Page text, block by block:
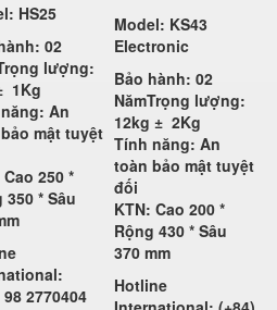
HS25
02
lượng:
1Kg
An
mật tuyệt
250 *
350 * Sâu
98 2770404
Model: KS43
Electronic
Bảo hành: 02
NămTrọng lượng:
12kg ± 2Kg
Tính năng: An
toàn bảo mật tuyệt
đối
KTN: Cao 200 *
Rộng 430 * Sâu
370 mm
Hotline